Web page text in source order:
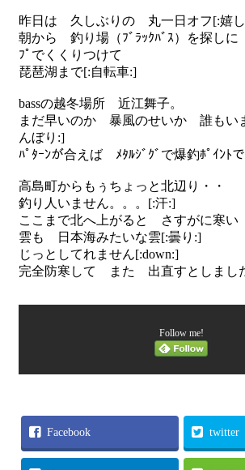
昨日は 久しぶりの 丸一日オフ[:嬉
朝から 釣り場（ﾌﾞﾗｯｸﾊﾞｽ）を探しに
ﾌﾟでくくりつけて
琵琶湖まで[:自転車:]
bassの越冬場所 近江舞子。
まだ早いのか 暴風のせいか 誰もい
んぼり:]
ﾊﾟﾀｰﾝが合えば ﾒﾀﾙｼﾞｸﾞで爆釣ﾎﾟｲﾝﾄで
高島町からもぅちょっと北辺り・・
釣り人いません。。。[:汗:]
ここまで北へ上がると さすがに寒い
雲も 日本海みたいな雲[:曇り:]
じっとしてれません[:down:]
完全防寒して また 出直すとしまし
Follow me!
Facebook twitter